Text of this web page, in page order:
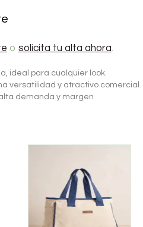
o solicita tu alta ahora.
ideal para cualquier look.
versatilidad y atractivo comercial.
demanda y margen